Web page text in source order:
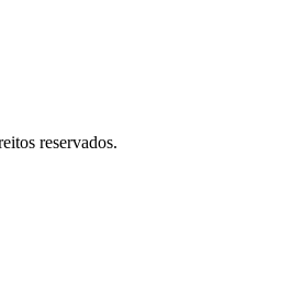
reservados.